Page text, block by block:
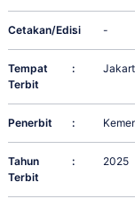
Cetakan/Edisi
: -
Tempat
Terbit
:
Penerbit :
Tahun
Terbit
: 2025